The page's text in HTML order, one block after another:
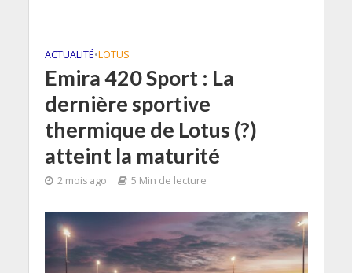
ACTUALITÉ•LOTUS
Emira 420 Sport : La
dernière sportive
thermique de Lotus (?)
atteint la maturité
2 mois ago 5 Min de lecture